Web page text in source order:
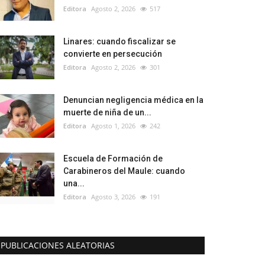
Editora Agosto 2, 2026 517
Linares: cuando fiscalizar se
convierte en persecución
Editora Agosto 2, 2026 301
Denuncian negligencia médica en la
muerte de niña de un...
Editora Agosto 1, 2026 242
Escuela de Formación de
Carabineros del Maule: cuando
una...
Editora Agosto 3, 2026 191
PUBLICACIONES ALEATORIAS